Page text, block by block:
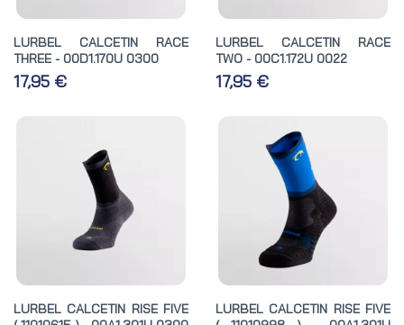
LURBEL CALCETIN RACE
THREE - 00D1.170U 0300
17,95 €
LURBEL CALCETIN RACE
TWO - 00C1.172U 0022
17,95 €
LURBEL CALCETIN RISE FIVE
LURBEL CALCETIN RISE FIVE